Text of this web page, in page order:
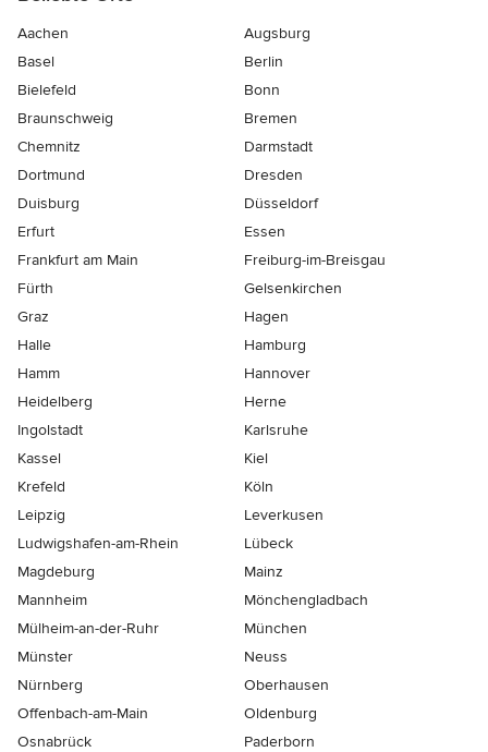
Aachen
Augsburg
Basel
Berlin
Bielefeld
Bonn
Braunschweig
Bremen
Chemnitz
Darmstadt
Dortmund
Dresden
Duisburg
Düsseldorf
Erfurt
Essen
Frankfurt am Main
Freiburg-im-Breisgau
Fürth
Gelsenkirchen
Graz
Hagen
Halle
Hamburg
Hamm
Hannover
Heidelberg
Herne
Ingolstadt
Karlsruhe
Kassel
Kiel
Krefeld
Köln
Leipzig
Leverkusen
Ludwigshafen-am-Rhein
Lübeck
Magdeburg
Mainz
Mannheim
Mönchen­gladbach
Mülheim-an-der-Ruhr
München
Münster
Neuss
Nürnberg
Oberhausen
Offenbach-am-Main
Oldenburg
Osnabrück
Paderborn